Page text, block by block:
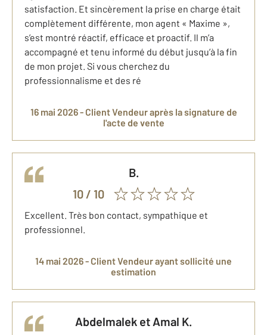
satisfaction. Et sincèrement la prise en charge était
complètement différente, mon agent « Maxime »,
s’est montré réactif, efficace et proactif. Il m’a
accompagné et tenu informé du début jusqu’à la fin
de mon projet. Si vous cherchez du
professionnalisme et des ré
16 mai 2026 - Client Vendeuraprès la signature de
l'acte de vente
B.
10/ 10
Excellent. Très bon contact, sympathique et
professionnel.
14 mai 2026 - Client Vendeurayant sollicité une
estimation
Abdelmalek et Amal K.